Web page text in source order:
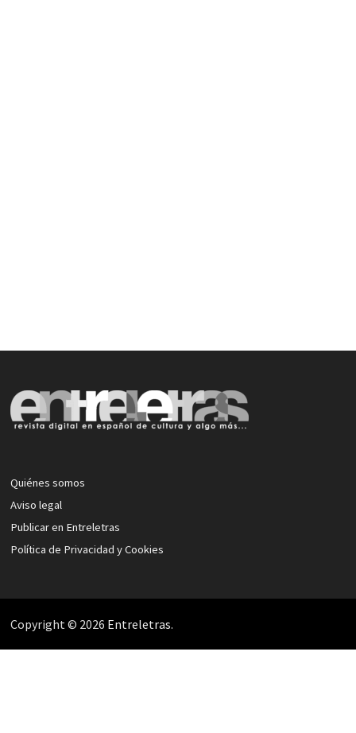
Quiénes somos
Aviso legal
Publicar en Entreletras
Política de Privacidad y Cookies
Copyright © 2026 Entreletras.